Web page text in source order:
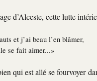
d’Alceste, cette lutte
et j’ai beau l’en blâmer,
se fait aimer...»
qui est allé se fourvoyer